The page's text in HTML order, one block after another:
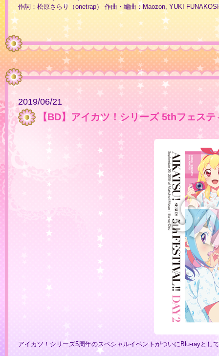
作詞：松原さらり（onetrap） 作曲・編曲：Maozon, YUKI
2019/06/21
【BD】アイカツ！シリーズ 5thフェス
アイカツ！シリーズ5周年のスペシャルイベントがついにBlu-rayとし